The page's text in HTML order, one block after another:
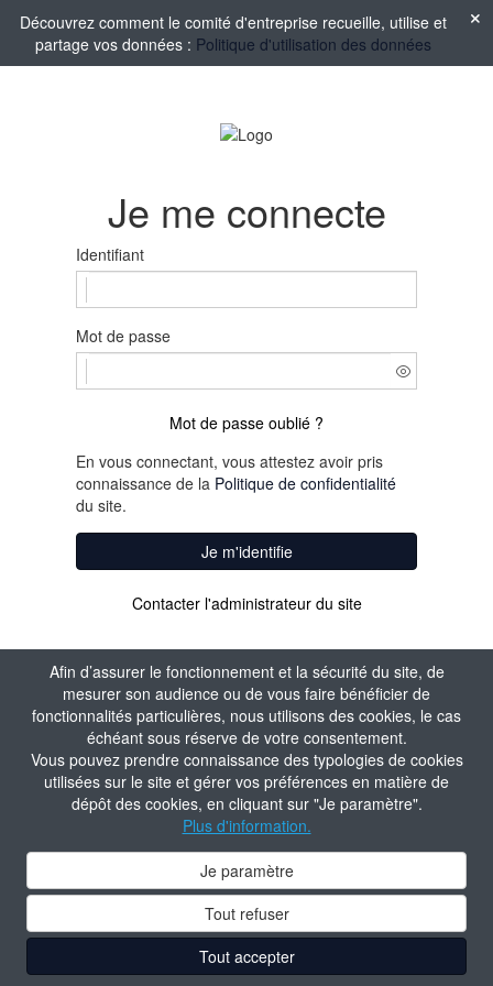
Afin d’assurer le fonctionnement et la sécurité du site, de
mesurer son audience ou de vous faire bénéficier de
fonctionnalités particulières, nous utilisons des cookies, le cas
échéant sous réserve de votre consentement.
Vous pouvez prendre connaissance des typologies de cookies
utilisées sur le site et gérer vos préférences en matière de
dépôt des cookies, en cliquant sur "Je paramètre".
Plus d'information.
Je paramètre
Tout refuser
Tout accepter
Découvrez comment le comité d'entreprise recueille, utilise et
partage vos données : Politique d'utilisation des données
Je me connecte
Identifiant
Mot de passe
Mot de passe oublié ?
En vous connectant, vous attestez avoir pris
connaissance de la Politique de confidentialité
du site.
Je m'identifie
Contacter l'administrateur du site